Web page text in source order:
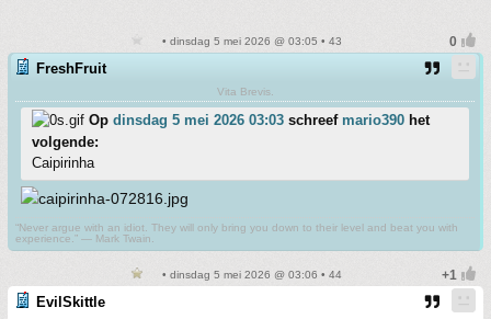
• dinsdag 5 mei 2026 @ 03:05 • 43
FreshFruit
Vita Brevis.
Op dinsdag 5 mei 2026 03:03 schreef mario390 het
volgende:
Caipirinha
“Never argue with an idiot. They will only bring you down to their level and beat you with
experience.” ― Mark Twain.
• dinsdag 5 mei 2026 @ 03:06 • 44
EvilSkittle